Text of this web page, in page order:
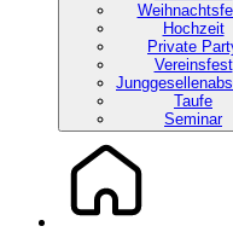
Hochzeit
Private
Vereinsfest
Taufe
Seminar